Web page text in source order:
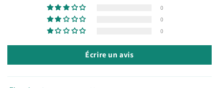
0
0
0
Écrire un avis